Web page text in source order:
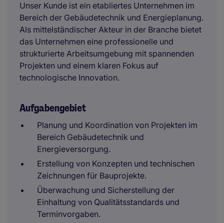
Unser Kunde ist ein etabliertes Unternehmen im
Bereich der Gebäudetechnik und Energieplanung.
Als mittelständischer Akteur in der Branche bietet
das Unternehmen eine professionelle und
strukturierte Arbeitsumgebung mit spannenden
Projekten und einem klaren Fokus auf
technologische Innovation.
Aufgabengebiet
Planung und Koordination von Projekten im
Bereich Gebäudetechnik und
Energieversorgung.
Erstellung von Konzepten und technischen
Zeichnungen für Bauprojekte.
Überwachung und Sicherstellung der
Einhaltung von Qualitätsstandards und
Terminvorgaben.